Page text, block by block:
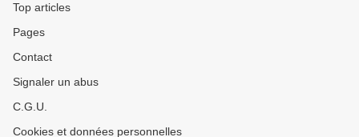
Top articles
Pages
Contact
Signaler un abus
C.G.U.
Cookies et données personnelles